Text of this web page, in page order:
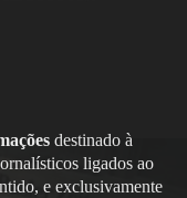
destinado à
ligados ao
e exclusivamente